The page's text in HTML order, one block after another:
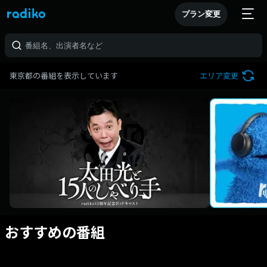
プラン変更
東京都の番組を表示しています エリア変更
おすすめの番組